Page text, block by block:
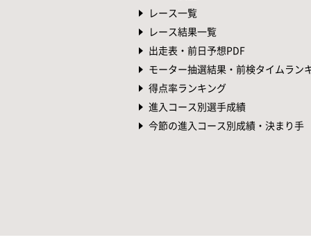
レース一覧
レース結果一覧
出走表・前日予想PDF
モーター抽選結果・前検タイムラン
得点率ランキング
進入コース別選手成績
今節の進入コース別成績・決まり手